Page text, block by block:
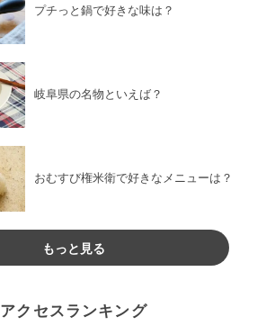
プチっと鍋で好きな味は？
岐阜県の名物といえば？
おむすび権米衛で好きなメニューは？
もっと見る
アクセスランキング